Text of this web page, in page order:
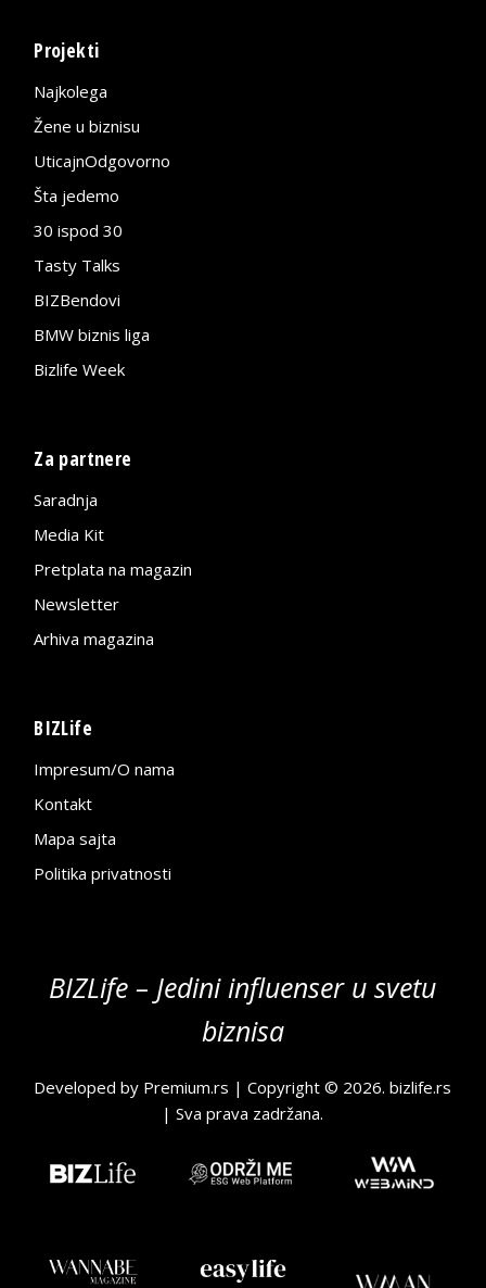
Projekti
Najkolega
Žene u biznisu
UticajnOdgovorno
Šta jedemo
30 ispod 30
Tasty Talks
BIZBendovi
BMW biznis liga
Bizlife Week
Za partnere
Saradnja
Media Kit
Pretplata na magazin
Newsletter
Arhiva magazina
BIZLife
Impresum/O nama
Kontakt
Mapa sajta
Politika privatnosti
BIZLife – Jedini influenser u svetu
biznisa
Developed by Premium.rs | Copyright © 2026.bizlife.rs
| Sva prava zadržana.